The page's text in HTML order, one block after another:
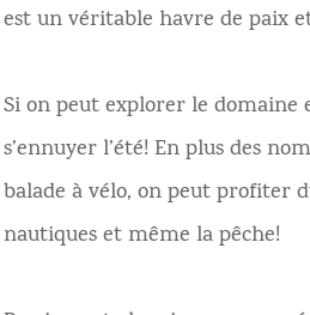
est un véritable havre de paix
Si on peut explorer le
s’ennuyer l’été! En plus des
balade à vélo, on peut profiter
nautiques et même la pêche!